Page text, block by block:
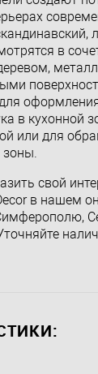
в
в кухонной
или для
зоны.
свой
в нашем